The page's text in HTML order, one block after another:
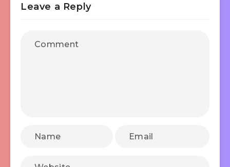
Leave a Reply